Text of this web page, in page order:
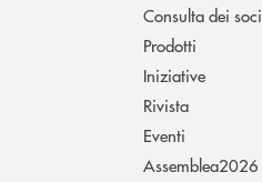
Consulta dei soci
Prodotti
Iniziative
Rivista
Eventi
Assemblea2026